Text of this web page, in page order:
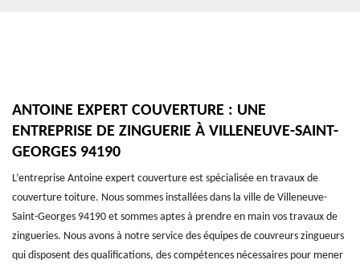
ANTOINE EXPERT COUVERTURE : UNE
ENTREPRISE DE ZINGUERIE À VILLENEUVE-SAINT-
GEORGES 94190
L’entreprise Antoine expert couverture est spécialisée en travaux de
couverture toiture. Nous sommes installées dans la ville de Villeneuve-
Saint-Georges 94190 et sommes aptes à prendre en main vos travaux de
zingueries. Nous avons à notre service des équipes de couvreurs zingueurs
qui disposent des qualifications, des compétences nécessaires pour mener